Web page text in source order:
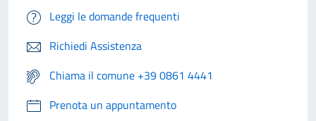
Leggi le domande frequenti
Richiedi Assistenza
Chiama il comune +39 0861 4441
Prenota un appuntamento